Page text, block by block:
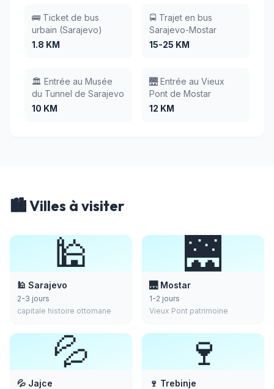
🚌 Ticket de bus
urbain (Sarajevo)
1.8 KM
🚍 Trajet en bus
Sarajevo-Mostar
15-25 KM
🏛️ Entrée au Musée
du Tunnel de Sarajevo
10 KM
🌉 Entrée au Vieux
Pont de Mostar
12 KM
🏙️ Villes à visiter
🕌
🕌 Sarajevo
2-3 jours
capitale histoire ottomane
🌉
🌉 Mostar
1-2 jours
Vieux Pont patrimoine
💦
💦 Jajce
🍷
🍷 Trebinje